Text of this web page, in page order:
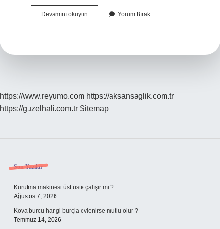
Devamını okuyun
Pilavı
Yorum Bırak
https://www.reyumo.com https://aksansaglik.com.tr
https://guzelhali.com.tr Sitemap
Sidebar
Son Yazılar
Kurutma makinesi üst üste çalışır mı ?
Ağustos 7, 2026
Kova burcu hangi burçla evlenirse mutlu olur ?
Temmuz 14, 2026